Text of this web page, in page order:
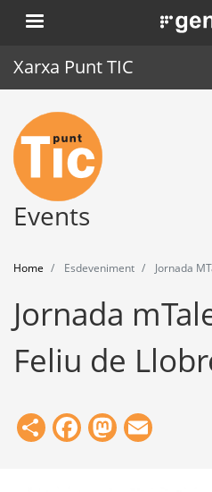
to
. Obre
Xarxa Punt TIC
Home
Punt TIC
News
Tools
Events
Home Esdeveniment Jornada
Jornada
Feliu de
ShareFacebook